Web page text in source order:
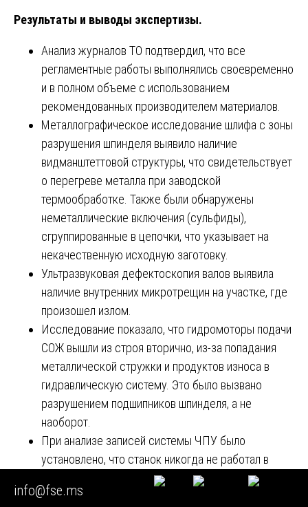
Результаты и выводы экспертизы.
Анализ журналов ТО подтвердил, что все
регламентные работы выполнялись своевременно
и в полном объеме с использованием
рекомендованных производителем материалов.
Металлографическое исследование шлифа с зоны
разрушения шпинделя выявило наличие
видманштеттовой структуры, что свидетельствует
о перегреве металла при заводской
термообработке. Также были обнаружены
неметаллические включения (сульфиды),
сгруппированные в цепочки, что указывает на
некачественную исходную заготовку.
Ультразвуковая дефектоскопия валов выявила
наличие внутренних микротрещин на участке, где
произошел излом.
Исследование показало, что гидромоторы подачи
СОЖ вышли из строя вторично, из-за попадания
металлической стружки и продуктов износа в
гидравлическую систему. Это было вызвано
разрушением подшипников шпинделя, а не
наоборот.
При анализе записей системы ЧПУ было
установлено, что станок никогда не работал в
режимах, превышающих максимальные
допустимые паспортные значения. Выявленные в
info@fse.ms